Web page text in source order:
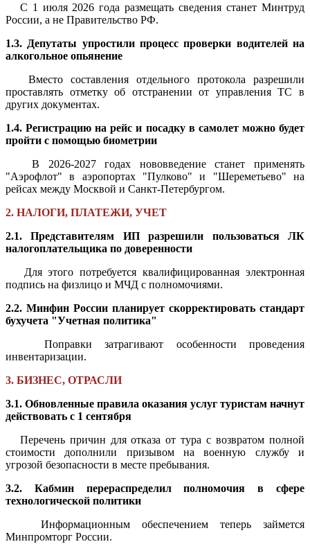
С 1 июля 2026 года размещать сведения станет Минтруд
России, а не Правительство РФ.
1.3. Депутаты упростили процесс проверки водителей на
алкогольное опьянение
Вместо составления отдельного протокола разрешили
проставлять отметку об отстранении от управления ТС в
других документах.
1.4. Регистрацию на рейс и посадку в самолет можно будет
пройти с помощью биометрии
В 2026-2027 годах нововведение станет применять
"Аэрофлот" в аэропортах "Пулково" и "Шереметьево" на
рейсах между Москвой и Санкт-Петербургом.
2. НАЛОГИ, ПЛАТЕЖИ, УЧЕТ
2.1. Представителям ИП разрешили пользоваться ЛК
налогоплательщика по доверенности
Для этого потребуется квалифицированная электронная
подпись на физлицо и МЧД с полномочиями.
2.2. Минфин России планирует скорректировать стандарт
бухучета "Учетная политика"
Поправки затрагивают особенности проведения
инвентаризации.
3. БИЗНЕС, ОТРАСЛИ
3.1. Обновленные правила оказания услуг туристам начнут
действовать с 1 сентября
Перечень причин для отказа от тура с возвратом полной
стоимости дополнили призывом на военную службу и
угрозой безопасности в месте пребывания.
3.2. Кабмин перераспределил полномочия в сфере
технологической политики
Информационным обеспечением теперь займется
Минпромторг России.